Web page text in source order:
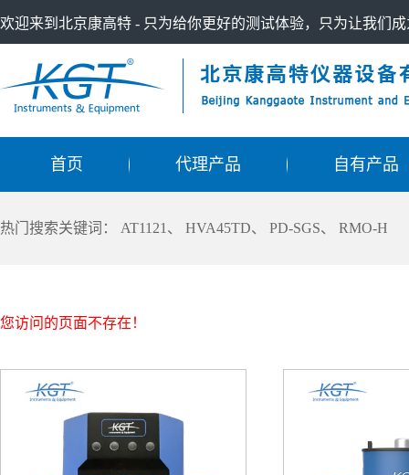
欢迎来到北京康高特 - 只为给你更好的测试体验，只为让我们
首页 代理产品 自有产品
热门搜索关键词： AT1121 、 HVA45TD、 PD-SGS、 RMO-H
您访问的页面不存在！